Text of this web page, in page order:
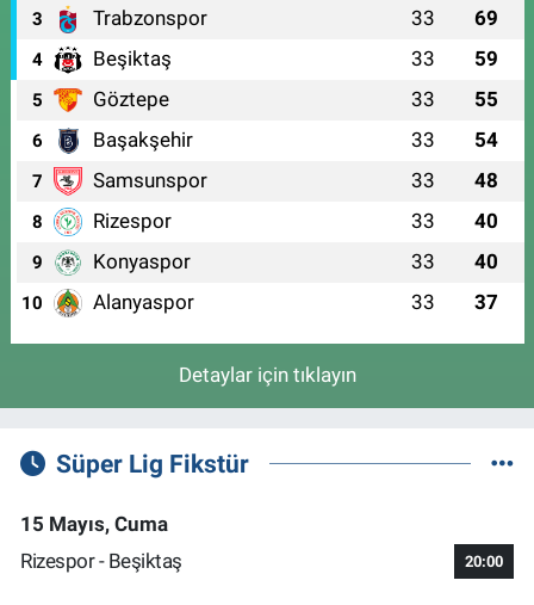
3 Trabzonspor 33 69
4 Beşiktaş 33 59
5 Göztepe 33 55
6 Başakşehir 33 54
7 Samsunspor 33 48
8 Rizespor 33 40
9 Konyaspor 33 40
10 Alanyaspor 33 37
Detaylar için tıklayın
Süper Lig Fikstür
15 Mayıs, Cuma
Rizespor - Beşiktaş
20:00